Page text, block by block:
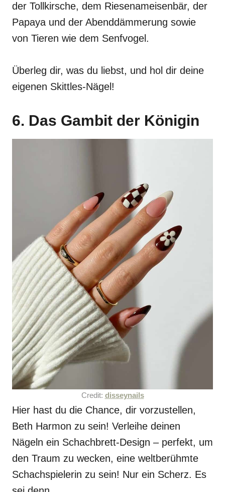
der Tollkirsche, dem Riesenameisenbär, der
Papaya und der Abenddämmerung sowie
von Tieren wie dem Senfvogel.
Überleg dir, was du liebst, und hol dir deine
eigenen Skittles-Nägel!
6. Das Gambit der Königin
Credit: disseynails
Hier hast du die Chance, dir vorzustellen,
Beth Harmon zu sein! Verleihe deinen
Nägeln ein Schachbrett-Design – perfekt, um
den Traum zu wecken, eine weltberühmte
Schachspielerin zu sein! Nur ein Scherz. Es